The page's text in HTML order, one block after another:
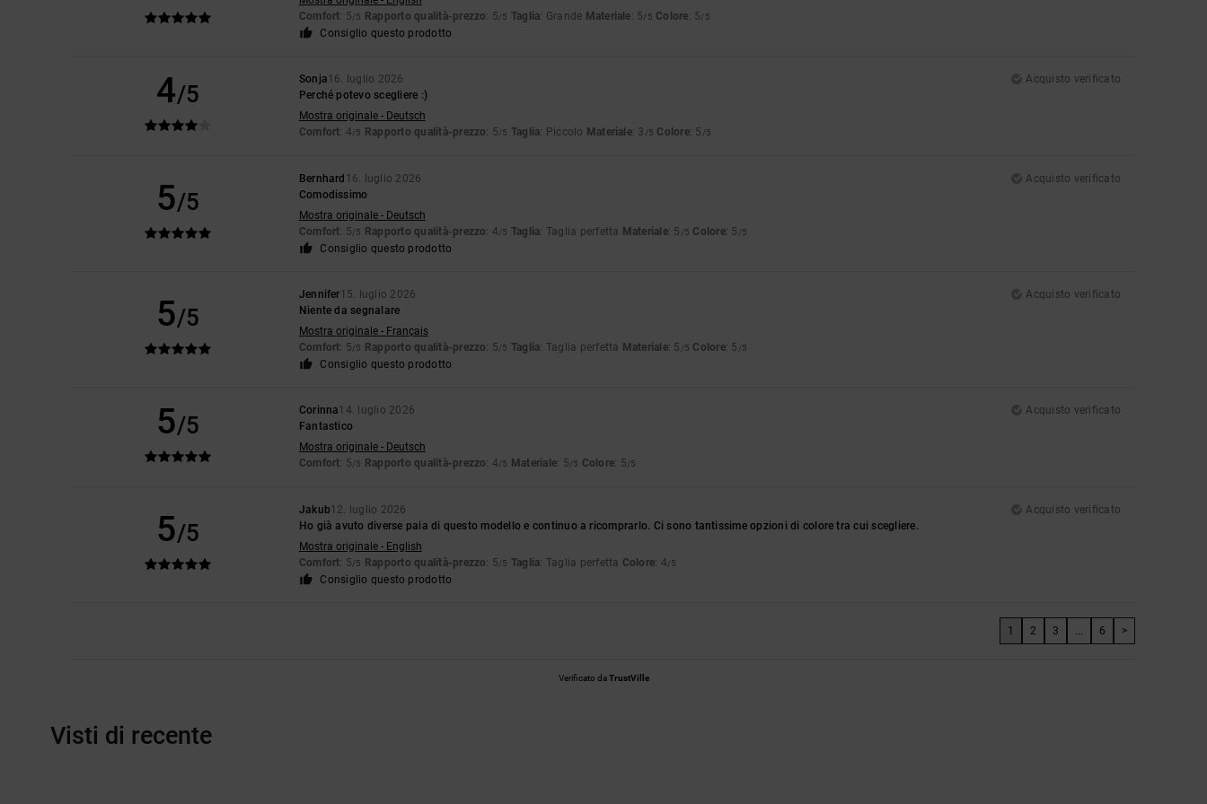
Comfort: 5/5 Rapporto qualità-prezzo: 5/5 Taglia: Grande Materiale: 5/5 Colore: 5/5
Consiglio questo prodotto
4/5
Sonja16. luglio 2026
Acquisto verificato
Perché potevo scegliere :)
Mostra originale - Deutsch
Comfort: 4/5 Rapporto qualità-prezzo: 5/5 Taglia: Piccolo Materiale: 3 /5 Colore: 5 /5
5/5
Bernhard 16. luglio 2026
Acquisto verificato
Comodissimo
Mostra originale - Deutsch
Comfort: 5/5 Rapporto qualità-prezzo: 4/5 Taglia: Taglia perfetta Materiale: 5 /5 Colore: 5 /5
Consiglio questo prodotto
5/5
Jennifer15. luglio 2026
Acquisto verificato
Niente da segnalare
Mostra originale - Français
Comfort: 5/5 Rapporto qualità-prezzo: 5/5 Taglia: Taglia perfetta Materiale: 5 /5 Colore: 5 /5
Consiglio questo prodotto
5/5
Corinna14. luglio 2026
Acquisto verificato
Fantastico
Mostra originale - Deutsch
Comfort: 5/5 Rapporto qualità-prezzo: 4/5 Materiale: 5/5 Colore: 5/5
5/5
Jakub12. luglio 2026
Acquisto verificato
Ho già avuto diverse paia di questo modello e continuo a ricomprarlo. Ci sono tantissime opzioni di colore tra cui scegliere.
Mostra originale - English
Comfort: 5/5 Rapporto qualità-prezzo: 5/5 Taglia: Taglia perfetta Colore: 4/5
Consiglio questo prodotto
1 2 3 ... 6 >
Verificato daTrustVille
Visti di recente